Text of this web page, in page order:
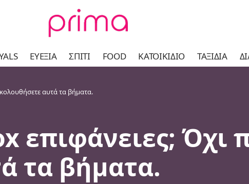
ΕΥΕΞΊΑ ΣΠΊΤΙ FOOD ΚΑΤΟΙΚΊΔΙΟ ΤΑΞΊΔΙΑ
αυτά τα βήματα.
επιφάνειες; Όχι
τα βήματα.